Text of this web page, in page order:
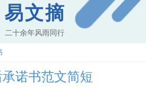
易文摘
二十余年风雨同行
诺书范文简短